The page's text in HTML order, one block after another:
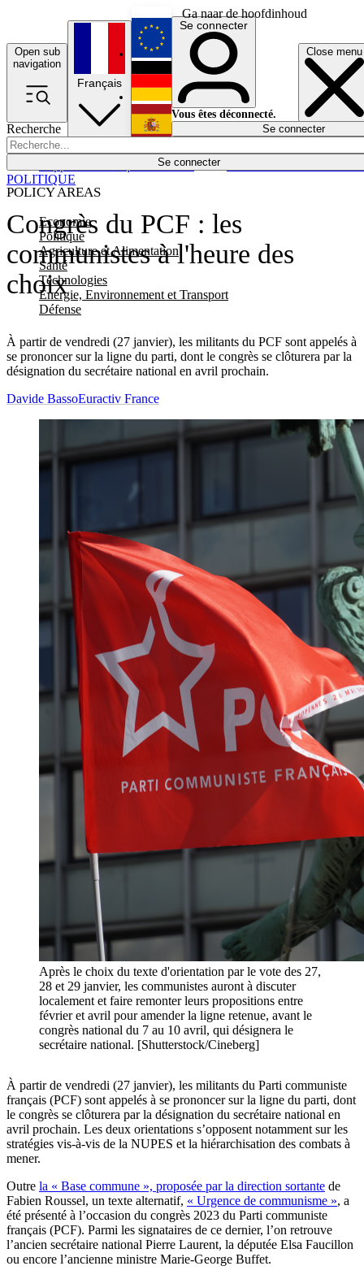
Ga naar de hoofdinhoud
Open sub
navigation
Close menu
Recherche
Se connecter
POLICY AREAS
Economie
Politique
Agriculture et Alimentation
Santé
Technologies
Energie, Environnement et Transport
Défense
Économie
Français
English
Deutsch
Español
Se connecter
Vous êtes déconnecté.
Se connecter
Congrès du PCF : les
communistes à l'heure des
choix
À partir de vendredi (27 janvier), les militants du PCF sont appelés à
se prononcer sur la ligne du parti, dont le congrès se clôturera par la
désignation du secrétaire national en avril prochain.
POLITIQUE
Davide BassoEuractiv France
Après le choix du texte d'orientation par le vote des 27,
28 et 29 janvier, les communistes auront à discuter
localement et faire remonter leurs propositions entre
février et avril pour amender la ligne retenue, avant le
congrès national du 7 au 10 avril, qui désignera le
secrétaire national. [Shutterstock/Cineberg]
À partir de vendredi (27 janvier), les militants du Parti communiste
français (PCF) sont appelés à se prononcer sur la ligne du parti, dont
le congrès se clôturera par la désignation du secrétaire national en
avril prochain. Les deux orientations s’opposent notamment sur les
stratégies vis-à-vis de la NUPES et la hiérarchisation des combats à
mener.
Outre la « Base commune », proposée par la direction sortante de
Fabien Roussel, un texte alternatif, « Urgence de communisme », a
été présenté à l’occasion du congrès 2023 du Parti communiste
français (PCF). Parmi les signataires de ce dernier, l’on retrouve
l’ancien secrétaire national Pierre Laurent, la députée Elsa Faucillon
ou encore l’ancienne ministre Marie-George Buffet.